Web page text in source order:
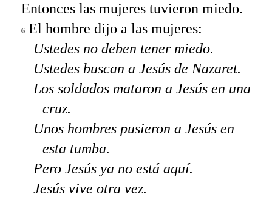
Entonces las mujeres tuvieron miedo.
6 El hombre dijo a las mujeres:
Ustedes no deben tener miedo.
Ustedes buscan a Jesús de Nazaret.
Los soldados mataron a Jesús en una
cruz.
Unos hombres pusieron a Jesús en
esta tumba.
Pero Jesús ya no está aquí.
Jesús vive otra vez.